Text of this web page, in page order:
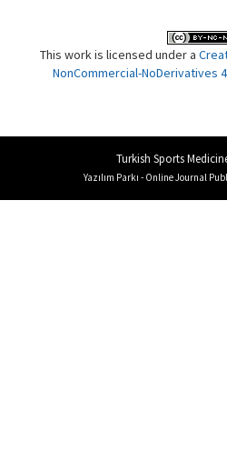
This work is licensed under a
NonCommercial-NoDerivatives
Turkish Sports
Yazılım Parkı - Online Journal